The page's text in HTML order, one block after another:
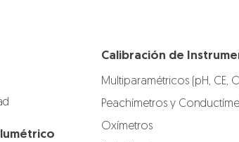
Calibración de
Multiparamétricos (pH, CE,
Peachímetros y
Oxímetros